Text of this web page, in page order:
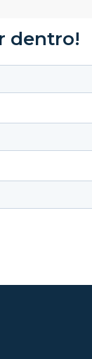
dentro!